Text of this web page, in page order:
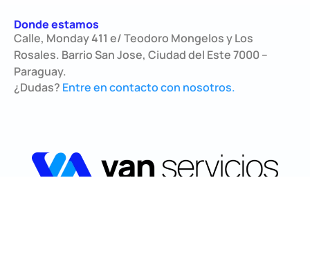
Donde estamos
Calle, Monday 411 e/ Teodoro Mongelos y Los
Rosales. Barrio San Jose, Ciudad del Este 7000 –
Paraguay.
¿Dudas? Entre en contacto con nosotros.